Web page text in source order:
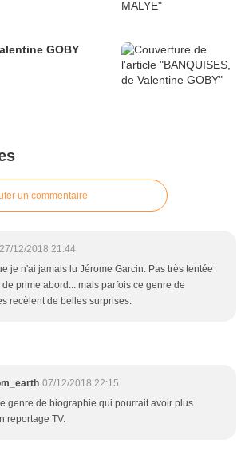
GOBY
un commentaire
27/12/2018 21:44
je n'ai jamais lu Jérome Garcin. Pas très tentée
prime abord... mais parfois ce genre de
recèlent de belles surprises.
07/12/2018 22:15
genre de biographie qui pourrait avoir plus
reportage TV.